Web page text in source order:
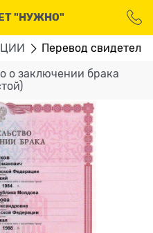
"НУЖНО"
Перевод
о заключении брака